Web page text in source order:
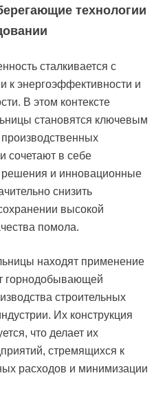
технологии
сталкивается с
к энергоэффективности и
В этом контексте
становятся ключевым
сочетают в себе
и инновационные
снизить
высокой
помола.
находят применение
горнодобывающей
строительных
Их конструкция
что делает их
стремящихся к
расходов и минимизации